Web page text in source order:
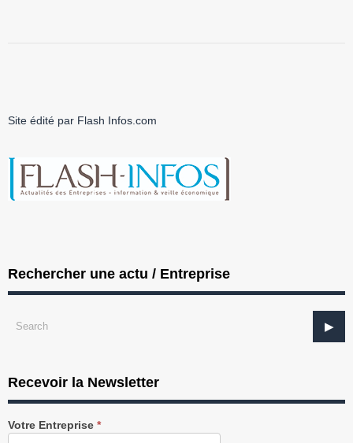
Site édité par Flash Infos.com
Rechercher une actu / Entreprise
Recevoir la Newsletter
Recevez
notre
Votre Entreprise *